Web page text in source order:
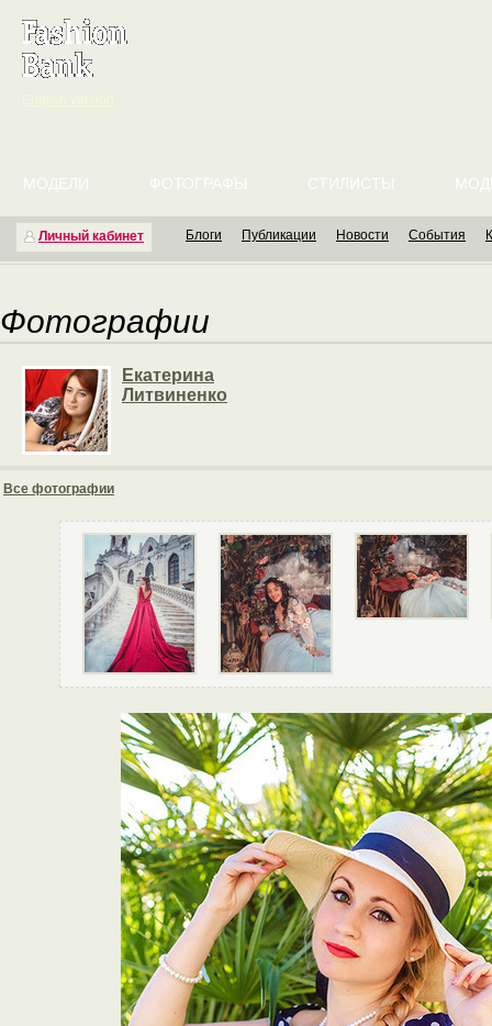
Личный кабинет
МОДЕЛИ ФОТОГРАФЫ СТИЛИСТЫ
Блоги Публикации Новости События
Фотографии
Екатерина
Литвиненко
Все фотографии